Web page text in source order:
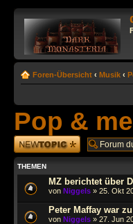
Foren-Übersicht ‹ Musik ‹
Pop &
Neues Thema
erstellen
THEMEN
MZ berichtet über
von Niggels » 25. Okt
Peter Maffay war
von Niggels » 27. Jun